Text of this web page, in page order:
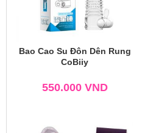
Bao Cao Su Đôn Dên Rung
CoBiiy
550.000 VND